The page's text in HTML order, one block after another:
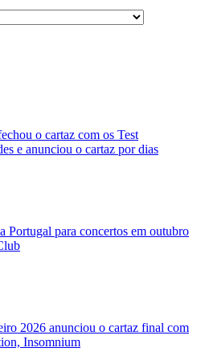
o cartaz com os Test
e anunciou o cartaz por dias
Portugal para concertos em outubro
2026 anunciou o cartaz final com
Insomnium